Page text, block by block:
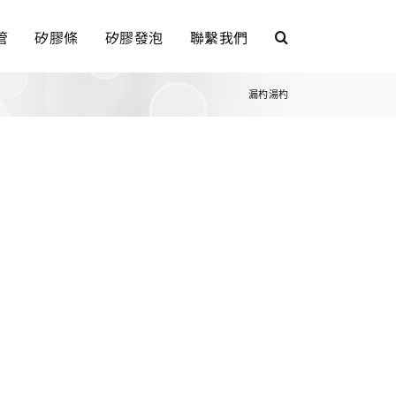
矽膠條 矽膠發泡 聯繫我們
漏杓湯杓